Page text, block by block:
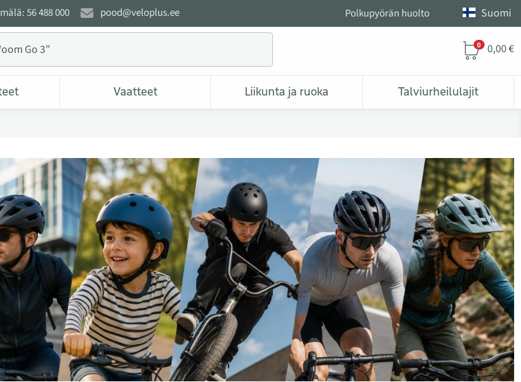
56 488 000 pood@veloplus.ee Polkupyörän huolto Suomi
0 0,00 €
Vaatteet Liikunta ja ruoka Talviurheilulajit